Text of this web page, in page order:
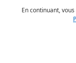
En continuant,